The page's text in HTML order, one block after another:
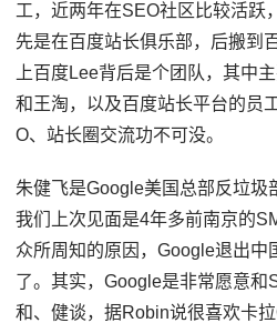
工，近两年在SEO社区比较活跃
先是在百度站长俱乐部，后搬到
上百度Lee背后是个团队，其中
和王淘，以及百度站长平台的员
O、站长圈交流功不可没。
朱健飞是Google美国总部反垃圾
我们上次见面是4年多前南京的
众所周知的原因，Google退出中
了。其实，Google是非常愿意和
和、健谈，据Robin说很喜欢卡